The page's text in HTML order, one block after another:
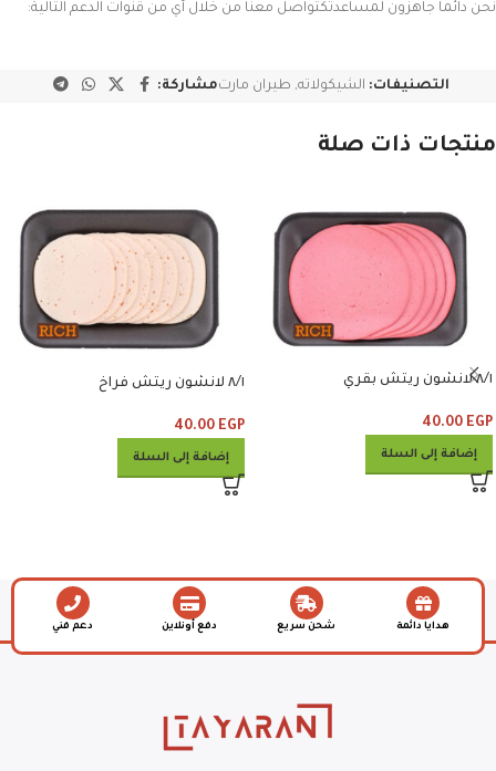
نحن دائماً جاهزون لمساعدتكتواصل معنا من خلال أي من قنوات الدعم التالية:
التصنيفات: الشيكولاته, طيران مارتمشاركة:
منتجات ذات صلة
٨/١ لانشون ريتش بقري
40.00 EGP
إضافة إلى السلة
٨/١ لانشون ريتش فراخ
40.00 EGP
إضافة إلى السلة
هدايا دائمة شحن سريع دفع أونلاين دعم فني